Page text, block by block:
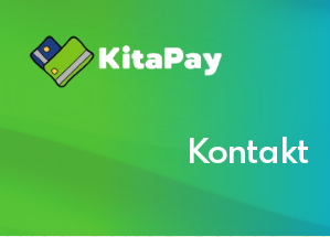
Kontakt